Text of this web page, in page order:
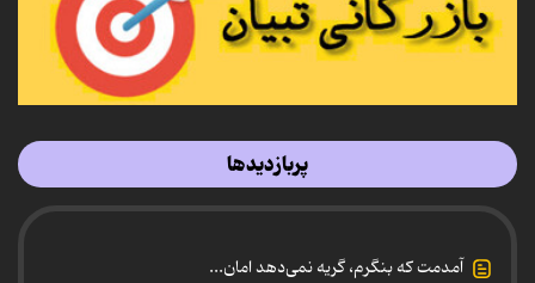
پربازدیدها
آمدمت که بنگرم، گریه نمی‌دهد امان...